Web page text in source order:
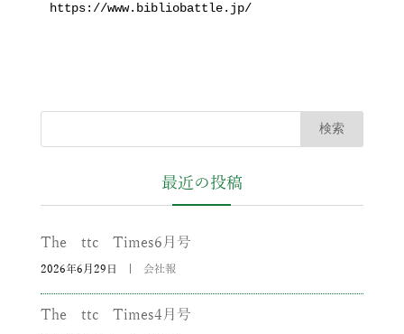
https://www.bibliobattle.jp/
最近の投稿
The ttc Times6月号
2026年6月29日 会社報
The ttc Times4月号